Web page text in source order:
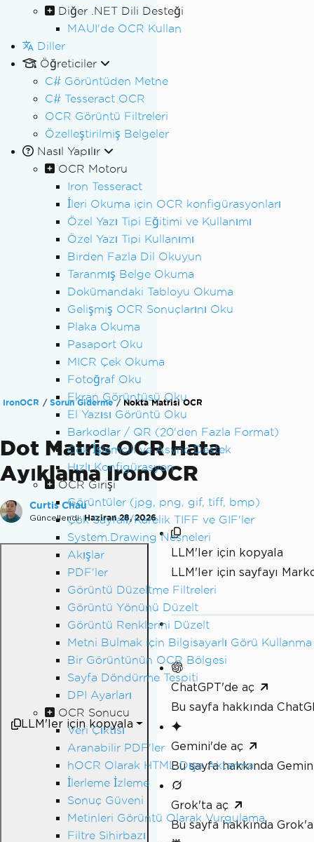
Diğer .NET Dili Desteği
MAUI'de OCR Kullan
Diller
Öğreticiler
C# Görüntüden Metne
C# Tesseract OCR
OCR Görüntü Filtreleri
Özelleştirilmiş Belgeler
Nasıl Yapılır
OCR Motoru
Iron Tesseract
İleri Okuma için OCR konfigürasyonları
Özel Yazı Tipi Eğitimi ve Kullanımı
Özel Yazı Tipi Kullanımı
Birden Fazla Dil Okuyun
Taranmış Belge Okuma
Dokümandaki Tabloyu Okuma
Gelişmiş OCR Sonuçlarını Oku
Plaka Okuma
Pasaport Oku
MICR Çek Okuma
Fotoğraf Oku
Ekran Görüntüsü Oku
El Yazısı Görüntü Oku
Barkodlar / QR (20'den Fazla Format)
Çok İşlemcili ve Async Destek
Hızlı Konfigürasyon
OCR Girişi
Görüntüler (jpg, png, gif, tiff, bmp)
Çok Sayfalı/Karelik TIFF ve GIF'ler
System.Drawing Nesneleri
Akışlar
PDF'ler
Görüntü Düzeltme Filtreleri
Görüntü Yönünü Düzelt
Görüntü Renklerini Düzelt
Metni Bulmak için Bilgisayarlı Görü Kullanma
Bir Görüntünün OCR Bölgesi
Sayfa Döndürme Tespiti
DPI Ayarları
OCR Sonucu
Veri Çıktısı
Aranabilir PDF'ler
hOCR Olarak HTML Dışa Aktarma
İlerleme İzleme
Sonuç Güveni
Metinleri Görüntü Olarak Vurgulama
Filtre Sihirbazı
IronOCR Sorun Giderme Nokta Matrisi OCR
Dot Matris OCR Hata
Ayıklama IronOCR
Curtis Chau
Güncellendi: Haziran 28, 2026
LLM'ler için kopyala
LLM'ler için kopyala
LLM'ler için sayfayı
ChatGPT'de aç
Bu sayfa hakkında
Gemini'de aç
Bu sayfa hakkında
Grok'ta aç
Bu sayfa hakkında